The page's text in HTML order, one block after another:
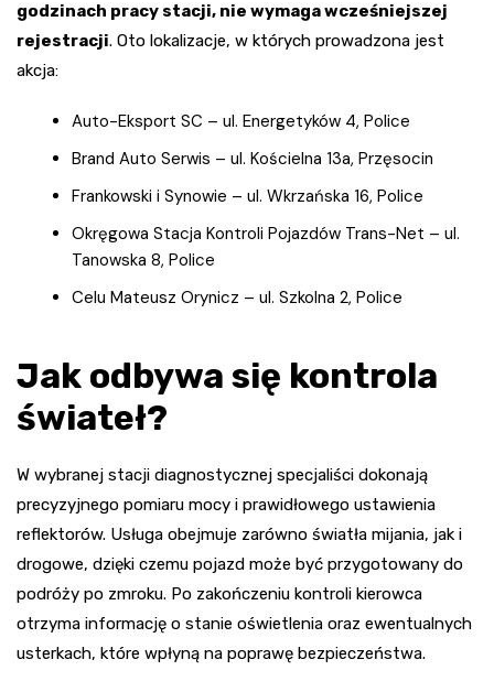
godzinach pracy stacji, nie wymaga wcześniejszej
rejestracji. Oto lokalizacje, w których prowadzona jest
akcja:
Auto-Eksport SC – ul. Energetyków 4, Police
Brand Auto Serwis – ul. Kościelna 13a, Przęsocin
Frankowski i Synowie – ul. Wkrzańska 16, Police
Okręgowa Stacja Kontroli Pojazdów Trans-Net – ul.
Tanowska 8, Police
Celu Mateusz Orynicz – ul. Szkolna 2, Police
Jak odbywa się kontrola
świateł?
W wybranej stacji diagnostycznej specjaliści dokonają
precyzyjnego pomiaru mocy i prawidłowego ustawienia
reflektorów. Usługa obejmuje zarówno światła mijania, jak i
drogowe, dzięki czemu pojazd może być przygotowany do
podróży po zmroku. Po zakończeniu kontroli kierowca
otrzyma informację o stanie oświetlenia oraz ewentualnych
usterkach, które wpłyną na poprawę bezpieczeństwa.